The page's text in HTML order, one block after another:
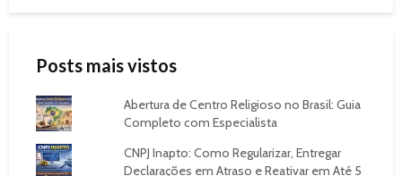
Posts mais vistos
Abertura de Centro Religioso no Brasil: Guia
Completo com Especialista
CNPJ Inapto: Como Regularizar, Entregar
Declarações em Atraso e Reativar em Até 5